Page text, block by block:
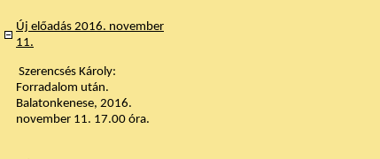
Új előadás 2016. november
11.
Szerencsés Károly:
Forradalom után.
Balatonkenese, 2016.
november 11. 17.00 óra.